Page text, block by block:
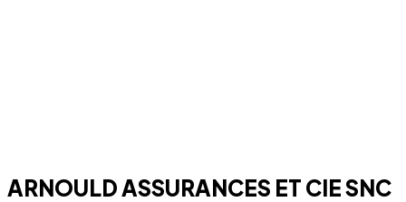
ARNOULD ASSURANCES ET CIE SNC